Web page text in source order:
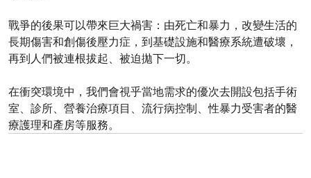
戰爭的後果可以帶來巨大禍害：由死亡和暴力，改變生活的
長期傷害和創傷後壓力症，到基礎設施和醫療系統遭破壞，
再到人們被連根拔起、被迫拋下一切。
在衝突環境中，我們會視乎當地需求的優次去開設包括手術
室、診所、營養治療項目、流行病控制、性暴力受害者的醫
療護理和產房等服務。